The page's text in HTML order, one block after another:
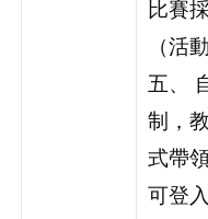
比賽
（活
五、
制，
式帶
可登